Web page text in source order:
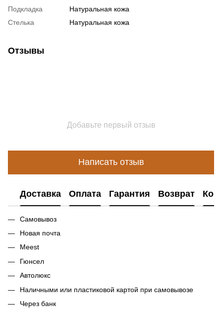
Подкладка
Натуральная кожа
Стелька
Натуральная кожа
Отзывы
Добавьте первый отзыв
Написать отзыв
Доставка Оплата Гарантия Возврат
Самовывоз
Новая почта
Meest
Гюнсел
Автолюкс
Наличными или пластиковой картой при самовывозе
Через банк